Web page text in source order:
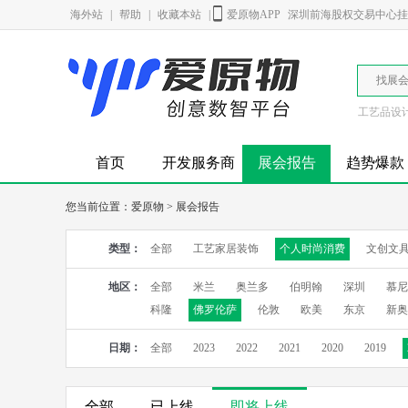
海外站 帮助 收藏本站 爱原物APP 深圳前海股权交易中心
找展
工艺品设
首页 开发服务商 展会报告 趋势爆款
您当前位置： 爱原物 > 展会报告
类型： 全部 工艺家居装饰 个人时尚消费 文创文
地区： 全部 米兰 奥兰多 伯明翰 深圳 慕
科隆
佛罗伦萨 伦敦 欧美 东京 新
日期： 全部 2023 2022 2021 2020 2019